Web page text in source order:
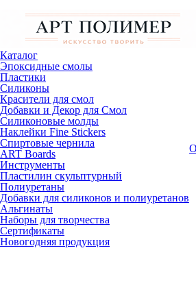
Каталог
Эпоксидные смолы
Пластики
Силиконы
Красители для смол
Добавки и Декор для Смол
Силиконовые молды
Наклейки Fine Stickers
Спиртовые чернила
ART Boards
Инструменты
Пластилин скульптурный
Полиуретаны
Добавки для силиконов и полиуретанов
Альгинаты
Наборы для творчества
Сертификаты
Новогодняя продукция